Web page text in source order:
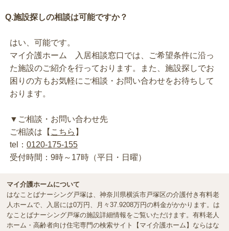
Q.施設探しの相談は可能ですか？
はい、可能です。
マイ介護ホーム 入居相談窓口では、ご希望条件に沿っ
た施設のご紹介を行っております。また、施設探しでお
困りの方もお気軽にご相談・お問い合わせをお待ちして
おります。
▼ご相談・お問い合わせ先
ご相談は【 こちら 】
tel： 0120-175-155
受付時間：9時～17時（平日・日曜）
マイ介護ホームについて
はなことばナーシング戸塚は、神奈川県横浜市戸塚区の介護付き有料老
人ホームで、入居には0万円、月々37.9208万円の料金がかかります。は
なことばナーシング戸塚の施設詳細情報をご覧いただけます。有料老人
ホーム・高齢者向け住宅専門の検索サイト【マイ介護ホーム】ならはな